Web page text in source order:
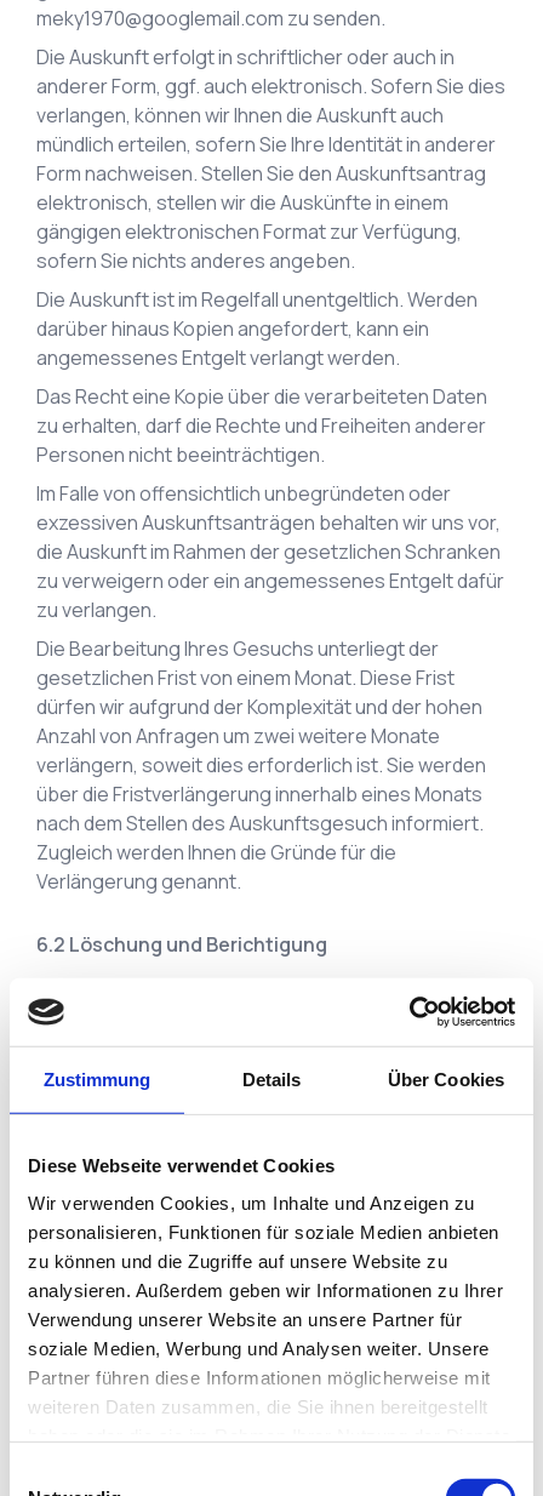
Zustimmung Details Über Cookies
Diese Webseite verwendet Cookies
Wir verwenden Cookies, um Inhalte und Anzeigen zu
personalisieren, Funktionen für soziale Medien anbieten
zu können und die Zugriffe auf unsere Website zu
analysieren. Außerdem geben wir Informationen zu Ihrer
Verwendung unserer Website an unsere Partner für
soziale Medien, Werbung und Analysen weiter. Unsere
Partner führen diese Informationen möglicherweise mit
weiteren Daten zusammen, die Sie ihnen bereitgestellt
meky1970@googlemail.com zu senden.
Die Auskunft erfolgt in schriftlicher oder auch in
anderer Form, ggf. auch elektronisch. Sofern Sie dies
verlangen, können wir Ihnen die Auskunft auch
mündlich erteilen, sofern Sie Ihre Identität in anderer
Form nachweisen. Stellen Sie den Auskunftsantrag
elektronisch, stellen wir die Auskünfte in einem
gängigen elektronischen Format zur Verfügung,
sofern Sie nichts anderes angeben.
Die Auskunft ist im Regelfall unentgeltlich. Werden
darüber hinaus Kopien angefordert, kann ein
angemessenes Entgelt verlangt werden.
Das Recht eine Kopie über die verarbeiteten Daten
zu erhalten, darf die Rechte und Freiheiten anderer
Personen nicht beeinträchtigen.
Im Falle von offensichtlich unbegründeten oder
exzessiven Auskunftsanträgen behalten wir uns vor,
die Auskunft im Rahmen der gesetzlichen Schranken
zu verweigern oder ein angemessenes Entgelt dafür
zu verlangen.
Die Bearbeitung Ihres Gesuchs unterliegt der
gesetzlichen Frist von einem Monat. Diese Frist
dürfen wir aufgrund der Komplexität und der hohen
Anzahl von Anfragen um zwei weitere Monate
verlängern, soweit dies erforderlich ist. Sie werden
über die Fristverlängerung innerhalb eines Monats
nach dem Stellen des Auskunftsgesuch informiert.
Zugleich werden Ihnen die Gründe für die
Verlängerung genannt.
Löschung und Berichtigung
oder Berichtigung bzw. Vervollständigung Ihrer
Daten zu verlangen, sofern keine gesetzlichen
Aufbewahrungspflichten oder ein gesetzlicher
unter Umständen im Konflikt mit vertraglichen
Vereinbarungen stehen und entsprechende
Auswirkungen auf die Vertragsdurchführung haben
kann (z.B. vorzeitige Vertragsauflösung oder
Kostenfolgen).
Einschränkung der Verarbeitung
Sie haben ausserdem das Recht, eine Einschränkung
unrechtmässig ist, die Daten nicht länger benötigt